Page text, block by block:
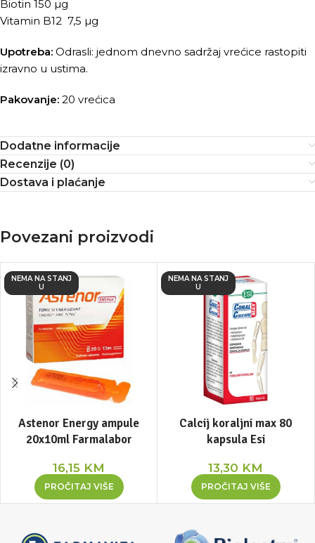
Biotin 150 µg
Vitamin B12 7,5 µg
Upotreba: Odrasli: jednom dnevno sadržaj vrećice rastopiti
izravno u ustima.
Pakovanje: 20 vrećica
Dodatne informacije
Recenzije (0)
Dostava i plaćanje
Povezani proizvodi
NEMA NA STANJ
U
Astenor Energy ampule
20x10ml Farmalabor
16,15 KM
PROČITAJ VIŠE
NEMA NA STANJ
U
Calcij koraljni max 80
kapsula Esi
13,30 KM
PROČITAJ VIŠE